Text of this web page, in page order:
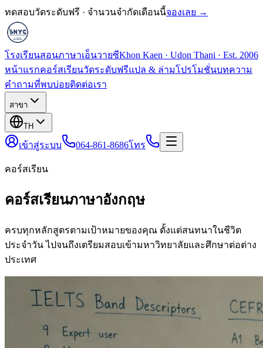
ทดสอบวัดระดับฟรี · จำนวนจำกัดเดือนนี้จองเลย →
โรงเรียนสอนภาษาเอ็นวายซีKhon Kaen · Udon Thani · Est. 2006
หน้าแรกคอร์สเรียนวัดระดับฟรีแปล & ล่ามโปรโมชั่นบทความ
คำถามที่พบบ่อยติดต่อเรา
สาขา
TH
เข้าสู่ระบบ 064-861-8686โทร
คอร์สเรียน
คอร์สเรียนภาษาอังกฤษ
ครบทุกหลักสูตรตามเป้าหมายของคุณ ตั้งแต่สนทนาในชีวิต
ประจำวัน ไปจนถึงเตรียมสอบเข้ามหาวิทยาลัยและศึกษาต่อต่าง
ประเทศ